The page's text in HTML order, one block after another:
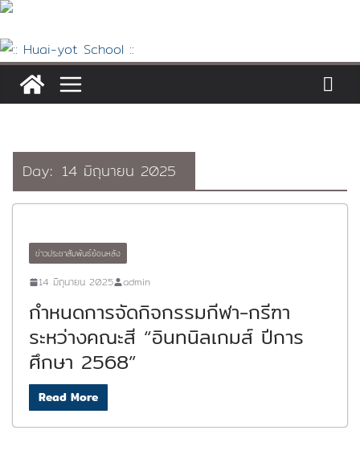
Skip
content
Day: 14 มิถุนายน 2025
ข่าวประชาสัมพันธ์ย้อนหลัง
14 มิถุนายน 2025 admin
กำหนดการจัดกิจกรรมกีฬา-กรีฑา
ระหว่างคณะสี “อินทนิลเกมส์ ปีการ
ศึกษา 2568”
Read More